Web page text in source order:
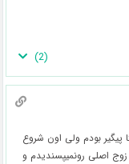
(
2
)
پیگیر بودم ولی اون شروع
اصلی رونمیپسندیدم و